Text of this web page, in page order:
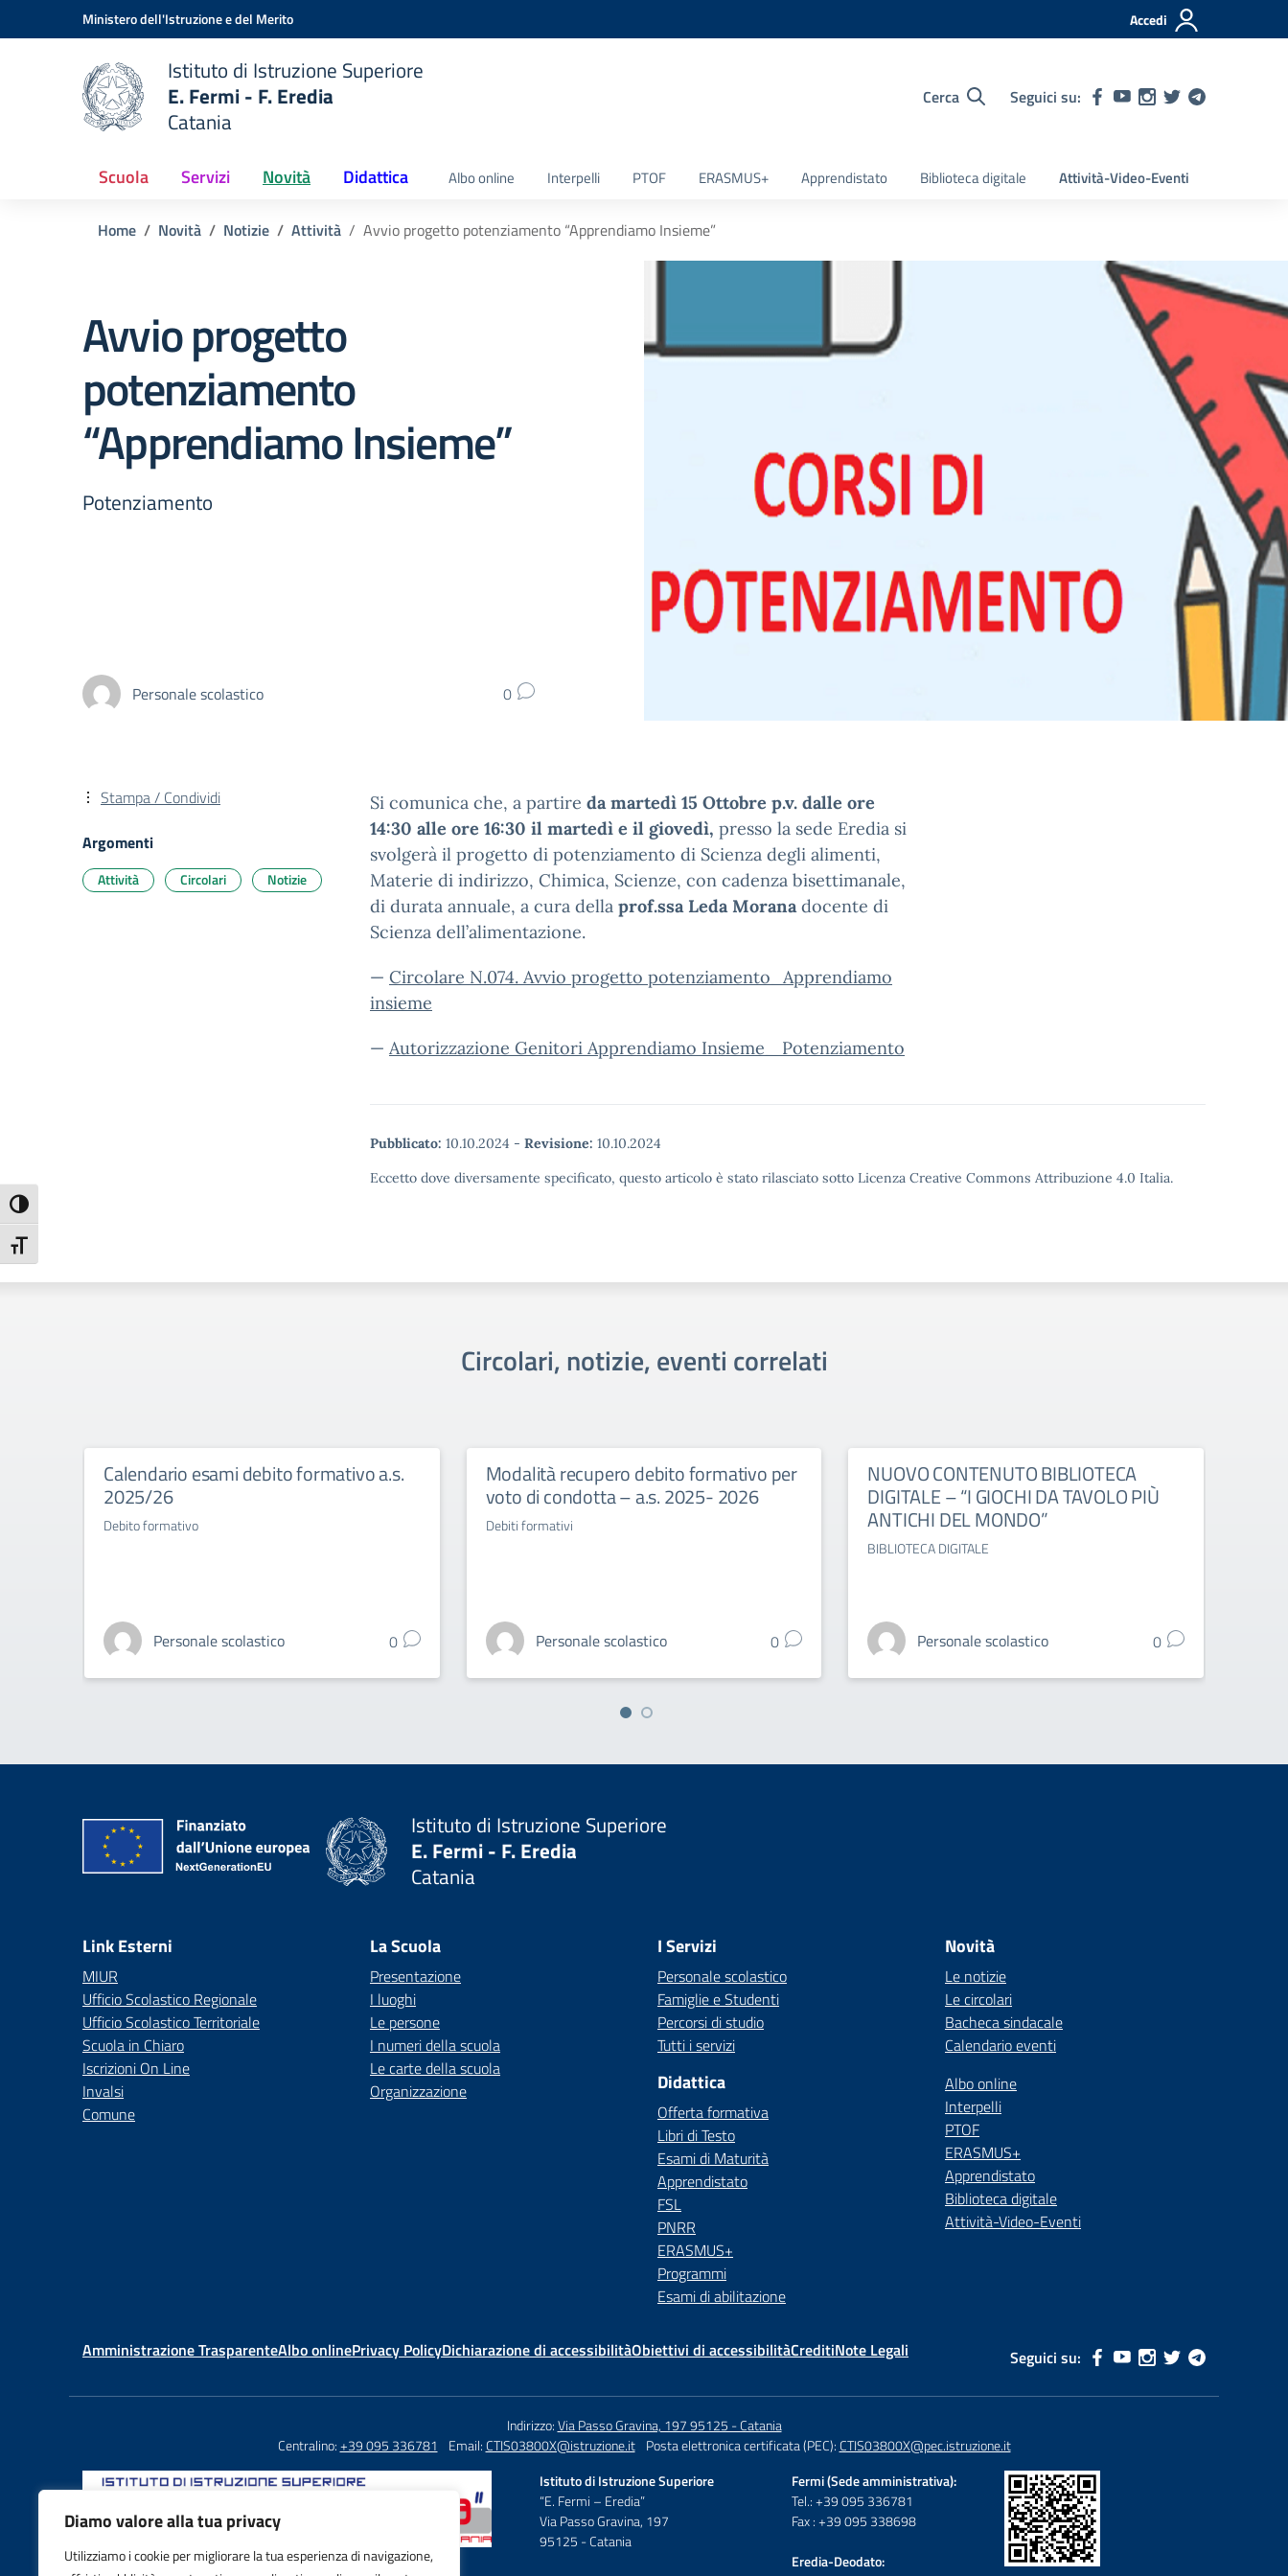
Diamo valore alla tua privacy
Utilizziamo i cookie per migliorare la tua esperienza di navigazione,
Attiva/disattiva alto contrasto
Attiva/disattiva dimensione testo
Vai ai contenuti
Vai al menu di navigazioneMinistero dell'Istruzione e del Merito Accedi
scuola
Istituto di Istruzione Superiore
E. Fermi - F. Eredia
Catania
Cerca Seguici su:
Scuola Servizi Novità Didattica Albo online Interpelli PTOF ERASMUS+ Apprendistato Biblioteca digitale Attività-Video-Eventi
Home Novità Notizie Attività Avvio progetto potenziamento “Apprendiamo Insieme”
Avvio progetto
potenziamento
“Apprendiamo Insieme”
Potenziamento
Personale scolastico 0
Si comunica che, a partire da martedì 15 Ottobre p.v. dalle ore
14:30 alle ore 16:30 il martedì e il giovedì, presso la sede Eredia si
svolgerà il progetto di potenziamento di Scienza degli alimenti,
Materie di indirizzo, Chimica, Scienze, con cadenza bisettimanale,
di durata annuale, a cura della prof.ssa Leda Moranadocente di
Scienza dell’alimentazione.
— Circolare N.074. Avvio progetto potenziamento_Apprendiamo
insieme
— Autorizzazione Genitori Apprendiamo Insieme_ Potenziamento
Pubblicato: 10.10.2024 - Revisione: 10.10.2024
Eccetto dove diversamente specificato, questo articolo è stato rilasciato sotto Licenza Creative Commons Attribuzione 4.0 Italia.
Stampa / Condividi
Argomenti
Attività Circolari Notizie
Circolari, notizie, eventi correlati
Calendario esami debito formativo a.s.
2025/26
Debito formativo
Personale scolastico 0
Modalità recupero debito formativo per
voto di condotta – a.s. 2025- 2026
Debiti formativi
Personale scolastico 0
NUOVO CONTENUTO BIBLIOTECA
DIGITALE – “I GIOCHI DA TAVOLO PIÙ
ANTICHI DEL MONDO”
BIBLIOTECA DIGITALE
Personale scolastico 0
Istituto di Istruzione Superiore
E. Fermi - F. Eredia
Catania
Link Esterni
MIUR
Ufficio Scolastico Regionale
Ufficio Scolastico Territoriale
Scuola in Chiaro
Iscrizioni On Line
Invalsi
Comune
La Scuola
Presentazione
I luoghi
Le persone
I numeri della scuola
Le carte della scuola
Organizzazione
I Servizi
Personale scolastico
Famiglie e Studenti
Percorsi di studio
Tutti i servizi
Didattica
Offerta formativa
Libri di Testo
Esami di Maturità
Apprendistato
FSL
PNRR
ERASMUS+
Programmi
Esami di abilitazione
Novità
Le notizie
Le circolari
Bacheca sindacale
Calendario eventi
Albo online
Interpelli
PTOF
ERASMUS+
Apprendistato
Biblioteca digitale
Attività-Video-Eventi
Amministrazione TrasparenteAlbo onlinePrivacy PolicyDichiarazione di accessibilitàObiettivi di accessibilitàCreditiNote Legali Seguici su:
Indirizzo:Via Passo Gravina, 197 95125 - Catania
Centralino:+39 095 336781 Email:CTIS03800X@istruzione.it Posta elettronica certificata (PEC):CTIS03800X@pec.istruzione.it
Istituto di Istruzione Superiore
“E. Fermi – Eredia”
Via Passo Gravina, 197
95125 - Catania
Fermi (Sede amministrativa):
Tel.: +39 095 336781
Fax : +39 095 338698
Eredia-Deodato: